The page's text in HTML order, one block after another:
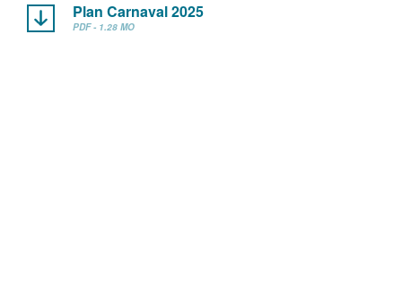
Plan Carnaval 2025
PDF - 1.28 MO